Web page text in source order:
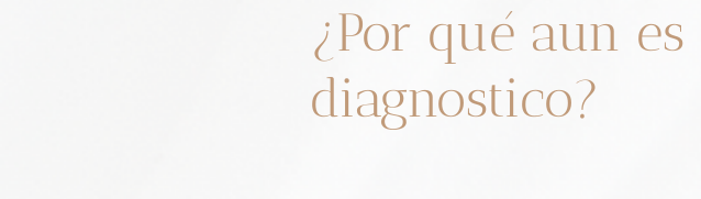
¿Por qué aun
diagnostico?